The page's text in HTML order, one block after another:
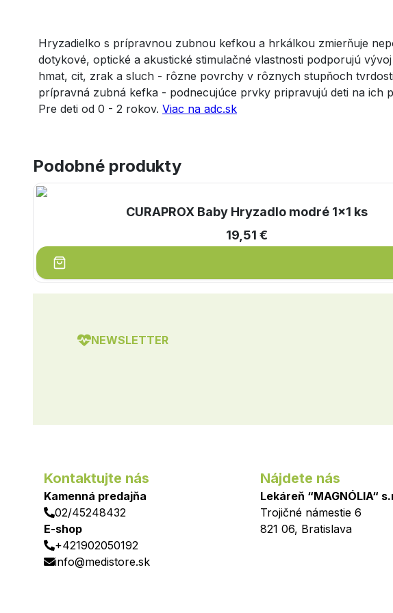
Hryzadielko s prípravnou zubnou kefkou a hrkálkou zmierňuje
dotykové, optické a akustické stimulačné vlastnosti podporujú
hmat, cit, zrak a sluch - rôzne povrchy v rôznych stupňoch
prípravná zubná kefka - podnecujúce prvky pripravujú deti na ich
Pre deti od 0 - 2 rokov. Viac na adc.sk
Podobné produkty
CURAPROX Baby Hryzadlo modré 1x1 ks
19,51 €
NEWSLETTER
Kontaktujte nás
Kamenná predajňa
02/45248432
E-shop
+421902050192
info@medistore.sk
Nájdete nás
Lekáreň “MAGNÓLIA“
Trojičné námestie 6
821 06, Bratislava